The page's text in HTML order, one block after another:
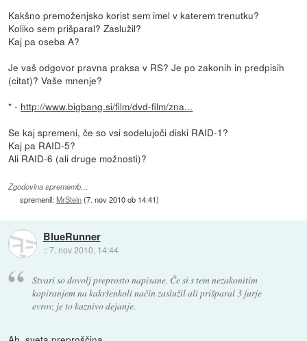
Kakšno premoženjsko korist sem imel v katerem trenutku?
Koliko sem prišparal? Zaslužil?
Kaj pa oseba A?
Je vaš odgovor pravna praksa v RS? Je po zakonih in predpisih
(citat)? Vaše mnenje?
* - http://www.bigbang.si/film/dvd-film/zna...
Se kaj spremeni, če so vsi sodelujoči diski RAID-1?
Kaj pa RAID-5?
Ali RAID-6 (ali druge možnosti)?
Zgodovina sprememb…
spremenil:MrStein(7. nov 2010 ob 14:41)
BlueRunner
::7. nov 2010, 14:44
Stvari so dovolj preprosto napisane. Če si s tem nezakonitim
kopiranjem na kakršenkoli način zaslužil ali prišparal 3 jurje
evrov, je to kaznivo dejanje.